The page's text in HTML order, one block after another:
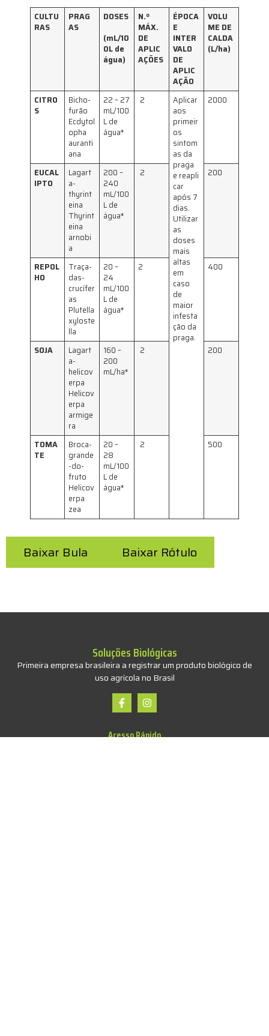
CULTU
RAS
PRAG
AS
DOSES
(mL/10
0L de
água)
N.º
MÁX.
DE
APLIC
AÇÕES
ÉPOCA
E
INTER
VALO
DE
APLIC
AÇÃO
VOLU
ME DE
CALDA
(L/ha)
CITRO
S
Bicho-
furão
Ecdytol
opha
auranti
ana
22 – 27
mL/100
L de
água*
2
Aplicar
aos
primeir
os
sintom
as da
praga
e reapli
car
após 7
dias.
Utilizar
as
doses
mais
altas
em
caso
de
maior
infesta
ção da
praga.
2000
EUCAL
IPTO
Lagart
a-
thyrint
eina
Thyrint
eina
arnobi
a
200 –
240
mL/100
L de
água*
2 200
REPOL
HO
Traça-
das-
crucífer
as
Plutella
xyloste
lla
20 –
24
mL/100
L de
água*
2 400
SOJA
Lagart
a-
helicov
erpa
Helicov
erpa
armige
ra
160 –
200
mL/ha*
2 200
TOMA
TE
Broca-
grande
-do-
fruto
Helicov
erpa
zea
20 –
28
mL/100
L de
água*
2 500
Baixar Bula Baixar Rótulo
Soluções Biológicas
Primeira empresa brasileira a registrar um produto biológico de
uso agrícola no Brasil
Acesso Rápido